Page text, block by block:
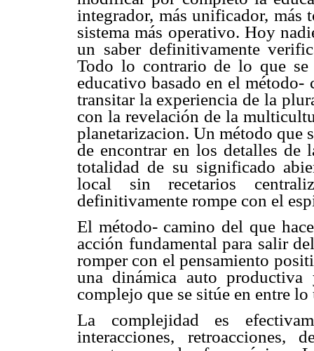
integrador, más unificador, más
sistema más operativo. Hoy
un saber definitivamente
Todo lo contrario de lo que
educativo basado en el método-
transitar la experiencia de la
con la revelación de la
planetarizacion. Un método que
de encontrar en los detalles
totalidad de su significado
local sin recetarios
definitivamente rompe con el
El método- camino del que
acción fundamental para salir
romper con el pensamiento
una dinámica auto productiva
complejo que se sitúe en entre
La complejidad es
interacciones, retroacciones,